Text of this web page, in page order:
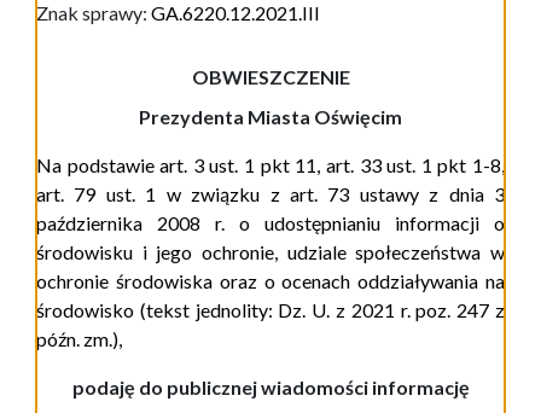
Znak sprawy: GA.6220.12.2021.III
OBWIESZCZENIE
Prezydenta Miasta Oświęcim
Na podstawie art. 3 ust. 1 pkt 11, art. 33 ust. 1 pkt 1-8,
art. 79 ust. 1 w związku z art. 73 ustawy z dnia 3
października 2008 r. o udostępnianiu informacji o
środowisku i jego ochronie, udziale społeczeństwa w
ochronie środowiska oraz o ocenach oddziaływania na
środowisko (tekst jednolity: Dz. U. z 2021 r. poz. 247 z
późn. zm.),
podaję do publicznej wiadomości informację